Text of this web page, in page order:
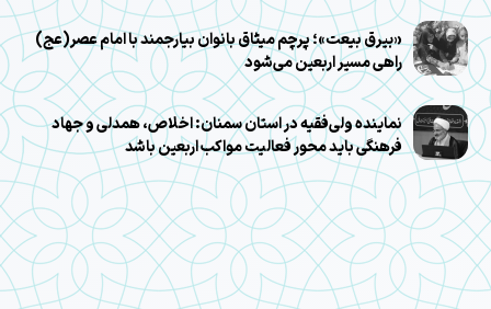
«بیرق بیعت»؛ پرچم میثاق بانوان بیارجمند با امام عصر(عج)
راهی مسیر اربعین می‌شود
نماینده ولی‌فقیه در استان سمنان: اخلاص، همدلی و جهاد
فرهنگی باید محور فعالیت مواکب اربعین باشد